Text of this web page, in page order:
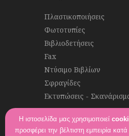
Πλαστικοποιήσεις
Φωτοτυπίες
Βιβλιοδετήσεις
Fax
Ντύσιμο Βιβλίων
Σφραγίδες
Εκτυπώσεις -
Ακολουθήστε μας στο
Η ιστοσελίδα μας χρησιμοποιεί
προσφέρει την βέλτιστη εμπειρία